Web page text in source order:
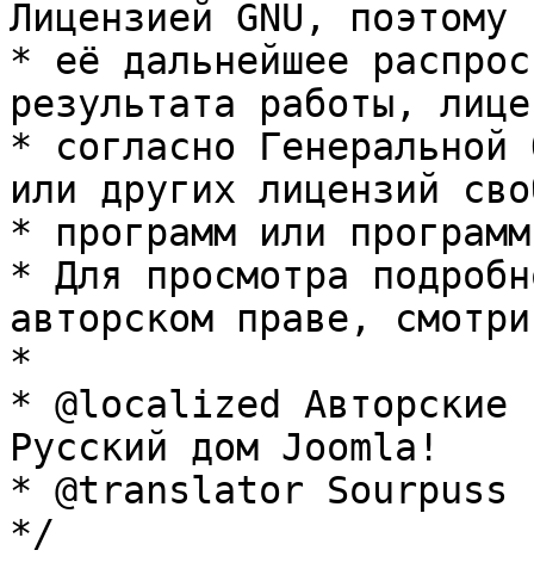
Лицензией GNU, поэтому
* её дальнейшее
результата работы,
* согласно Генеральной
или других лицензий
* программ или
* Для просмотра
авторском праве,
*
* @localized Авторские
Русский дом Joomla!
* @translator Sourpuss
*/